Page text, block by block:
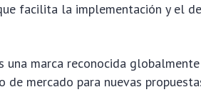
facilita la implementación y el
una marca reconocida
mercado para nuevas